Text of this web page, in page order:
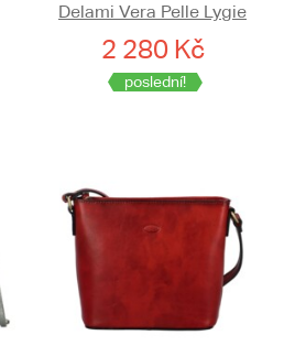
Delami Vera Pelle Lygie
2 280 Kč
poslední!